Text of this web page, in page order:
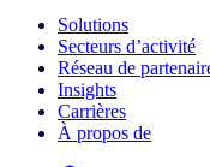
Solutions
Secteurs d’activité
Réseau de
Insights
Carrières
À propos de